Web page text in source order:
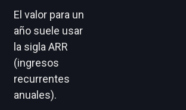
El valor para un
año suele usar
la sigla ARR
(ingresos
recurrentes
anuales).